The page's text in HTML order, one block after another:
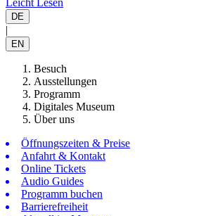
Leicht Lesen
DE
|
EN
Besuch
Ausstellungen
Programm
Digitales Museum
Über uns
Öffnungszeiten & Preise
Anfahrt & Kontakt
Online Tickets
Audio Guides
Programm buchen
Barrierefreiheit